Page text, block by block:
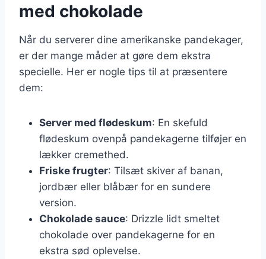
med chokolade
Når du serverer dine amerikanske pandekager,
er der mange måder at gøre dem ekstra
specielle. Her er nogle tips til at præsentere
dem:
Server med flødeskum: En skefuld
flødeskum ovenpå pandekagerne tilføjer en
lækker cremethed.
Friske frugter: Tilsæt skiver af banan,
jordbær eller blåbær for en sundere
version.
Chokolade sauce: Drizzle lidt smeltet
chokolade over pandekagerne for en
ekstra sød oplevelse.